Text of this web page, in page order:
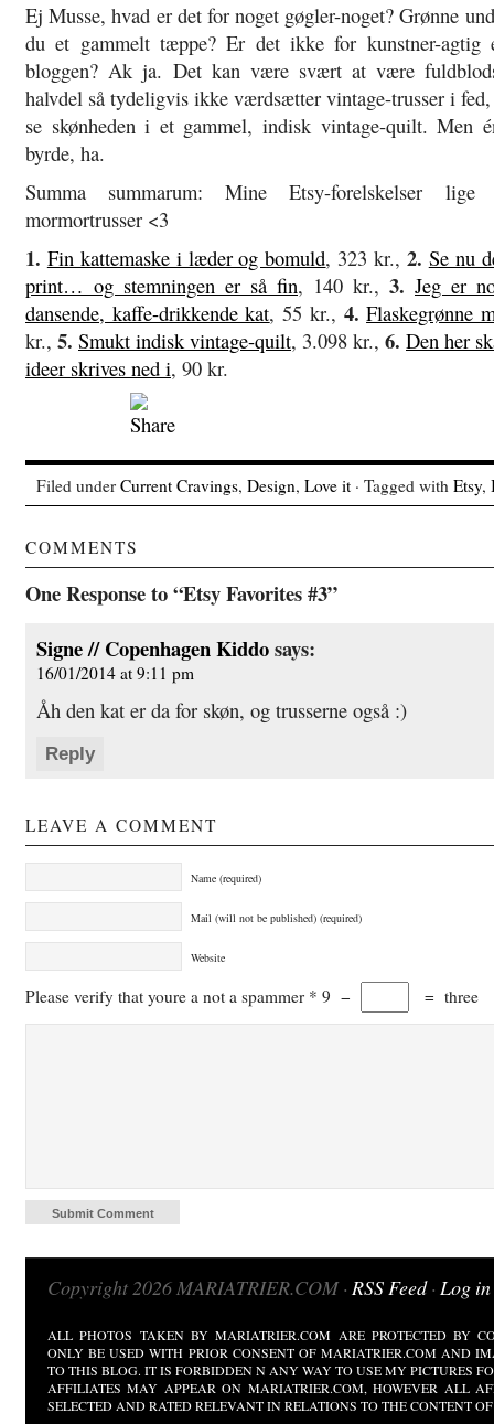
Ej Musse, hvad er det for noget gøgler-noget? Grønne
du et gammelt tæppe? Er det ikke for kunstner-
bloggen? Ak ja. Det kan være svært at være
halvdel så tydeligvis ikke værdsætter vintage-trusser i
se skønheden i et gammel, indisk vintage-quilt. Men
byrde, ha.
Summa summarum: Mine Etsy-forelskelser
mormortrusser <3
1. Fin kattemaske i læder og bomuld, 323 kr., 2. Se nu
print… og stemningen er så fin, 140 kr., 3. Jeg er
dansende, kaffe-drikkende kat, 55 kr., 4.Flaskegrønne
kr., 5. Smukt indisk vintage-quilt, 3.098 kr., 6. Den her
ideer skrives ned i, 90 kr.
Filed under Current Cravings, Design, Love it · Tagged with Etsy,
COMMENTS
One Response to “Etsy Favorites #3”
Signe // Copenhagen Kiddosays:
16/01/2014 at 9:11 pm
Åh den kat er da for skøn, og trusserne også :)
Reply
LEAVE A COMMENT
Name (required)
Mail (will not be published) (required)
Website
Please verify that youre a not a spammer * 9 − = three
Copyright 2026 MARIATRIER.COM · RSS Feed· Log in
ALL PHOTOS TAKEN BY MARIATRIER.COM ARE PROTECTED BY
ONLY BE USED WITH PRIOR CONSENT OF MARIATRIER.COM AND
TO THIS BLOG. IT IS FORBIDDEN N ANY WAY TO USE MY PICTURES
AFFILIATES MAY APPEAR ON MARIATRIER.COM, HOWEVER ALL
SELECTED AND RATED RELEVANT IN RELATIONS TO THE CONTENT